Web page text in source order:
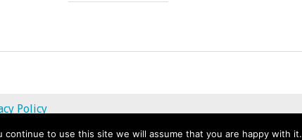
Policy
Alle Rechte vorbehalten.
to use this site we will assume that you are happy with it.